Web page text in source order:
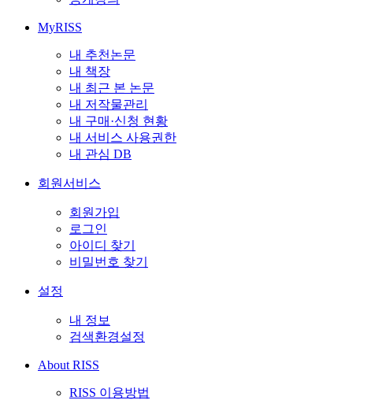
MyRISS
내 추천논문
내 책장
내 최근 본 논문
내 저작물관리
내 구매·신청 현황
내 서비스 사용권한
내 관심 DB
회원서비스
회원가입
로그인
아이디 찾기
비밀번호 찾기
설정
내 정보
검색환경설정
About RISS
RISS 이용방법